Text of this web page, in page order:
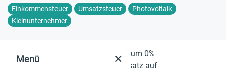
Menü ✕
Einkommensteuer Umsatzsteuer
Photovoltaik
Kleinunternehmer
Home
Praxisfragen zum 0%
Umsatzsteuersatz auf